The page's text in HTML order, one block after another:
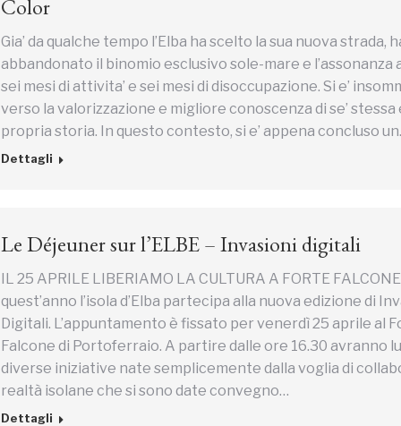
Color
Gia’ da qualche tempo l’Elba ha scelto la sua nuova strada,
abbandonato il binomio esclusivo sole-mare e l’assonanza
sei mesi di attivita’ e sei mesi di disoccupazione. Si e’
verso la valorizzazione e migliore conoscenza di se’ stessa
propria storia. In questo contesto, si e’ appena concluso
Dettagli
Le Déjeuner sur l’ELBE – Invasioni digitali
IL 25 APRILE LIBERIAMO LA CULTURA A FORTE
quest’anno l’isola d’Elba partecipa alla nuova edizione di
Digitali. L’appuntamento è fissato per venerdì 25 aprile al
Falcone di Portoferraio. A partire dalle ore 16.30 avranno
diverse iniziative nate semplicemente dalla voglia di
realtà isolane che si sono date convegno…
Dettagli